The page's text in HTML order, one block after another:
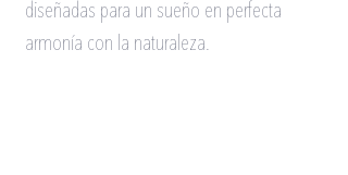
diseñadas para un sueño en perfecta
armonía con la naturaleza.